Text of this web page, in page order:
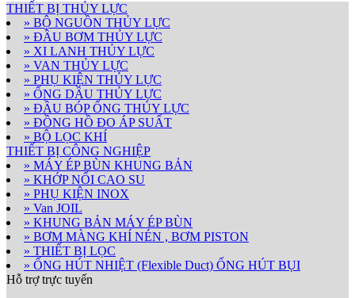
THIẾT BỊ THỦY LỰC
» BỘ NGUỒN THỦY LỰC
» ĐẦU BƠM THỦY LỰC
» XI LANH THỦY LỰC
» VAN THỦY LỰC
» PHỤ KIỆN THỦY LỰC
» ỐNG DẦU THỦY LỰC
» ĐẦU BÓP ỐNG THỦY LỰC
» ĐỒNG HỒ ĐO ÁP SUẤT
» BỘ LỌC KHÍ
THIẾT BỊ CÔNG NGHIỆP
» MÁY ÉP BÙN KHUNG BẢN
» KHỚP NỐI CAO SU
» PHỤ KIỆN INOX
» Van JOIL
» KHUNG BẢN MÁY ÉP BÙN
» BƠM MÀNG KHÍ NÉN , BƠM PISTON
» THIẾT BỊ LỌC
» ỐNG HÚT NHIỆT (Flexible Duct) ỐNG HÚT BỤI
Hỗ trợ trực tuyến